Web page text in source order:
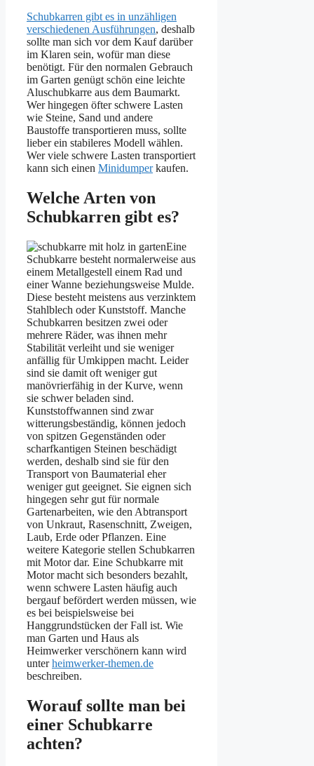
Schubkarren gibt es in unzähligen
verschiedenen Ausführungen, deshalb
sollte man sich vor dem Kauf darüber
im Klaren sein, wofür man diese
benötigt. Für den normalen Gebrauch
im Garten genügt schön eine leichte
Aluschubkarre aus dem Baumarkt.
Wer hingegen öfter schwere Lasten
wie Steine, Sand und andere
Baustoffe transportieren muss, sollte
lieber ein stabileres Modell wählen.
Wer viele schwere Lasten transportiert
kann sich einen Minidumperkaufen.
Welche Arten von
Schubkarren gibt es?
Eine
Schubkarre besteht normalerweise aus
einem Metallgestell einem Rad und
einer Wanne beziehungsweise Mulde.
Diese besteht meistens aus verzinktem
Stahlblech oder Kunststoff. Manche
Schubkarren besitzen zwei oder
mehrere Räder, was ihnen mehr
Stabilität verleiht und sie weniger
anfällig für Umkippen macht. Leider
sind sie damit oft weniger gut
manövrierfähig in der Kurve, wenn
sie schwer beladen sind.
Kunststoffwannen sind zwar
witterungsbeständig, können jedoch
von spitzen Gegenständen oder
scharfkantigen Steinen beschädigt
werden, deshalb sind sie für den
Transport von Baumaterial eher
weniger gut geeignet. Sie eignen sich
hingegen sehr gut für normale
Gartenarbeiten, wie den Abtransport
von Unkraut, Rasenschnitt, Zweigen,
Laub, Erde oder Pflanzen. Eine
weitere Kategorie stellen Schubkarren
mit Motor dar. Eine Schubkarre mit
Motor macht sich besonders bezahlt,
wenn schwere Lasten häufig auch
bergauf befördert werden müssen, wie
es bei beispielsweise bei
Hanggrundstücken der Fall ist. Wie
man Garten und Haus als
Heimwerker verschönern kann wird
unterheimwerker-themen.de
beschreiben.
Worauf sollte man bei
einer Schubkarre
achten?